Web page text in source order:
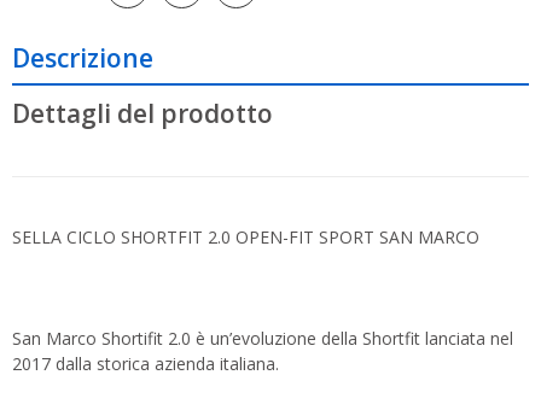
Descrizione
Dettagli del prodotto
SELLA CICLO SHORTFIT 2.0 OPEN-FIT SPORT SAN MARCO
San Marco Shortifit 2.0 è un’evoluzione della Shortfit lanciata nel
2017 dalla storica azienda italiana.